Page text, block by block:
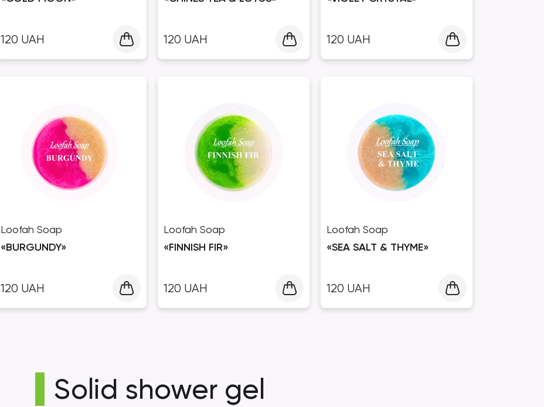
120 UAH 120 UAH 120 UAH
Loofah Soap
«BURGUNDY»
120 UAH
Loofah Soap
«FINNISH FIR»
120 UAH
Loofah Soap
«SEA SALT & THYME»
120 UAH
Solid shower gel